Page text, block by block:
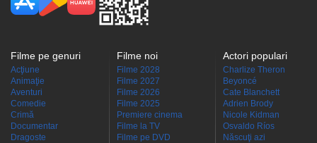
Filme pe genuri
Acţiune
Animaţie
Aventuri
Comedie
Crimă
Documentar
Dragoste
Filme noi
Filme 2028
Filme 2027
Filme 2026
Filme 2025
Premiere cinema
Filme la TV
Filme pe DVD
Actori populari
Charlize Theron
Beyoncé
Cate Blanchett
Adrien Brody
Nicole Kidman
Osvaldo Ríos
Născuţi azi